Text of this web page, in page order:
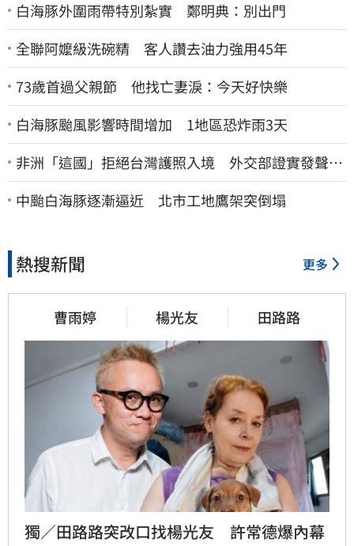
白海豚外圍雨帶特別紮實 鄭明典：別出門
全聯阿嬤級洗碗精 客人讚去油力強用45年
73歲首過父親節 他找亡妻淚：今天好快樂
白海豚颱風影響時間增加 1地區恐炸雨3天
非洲「這國」拒絕台灣護照入境 外交部證實發聲
了：持續交涉聯繫
中颱白海豚逐漸逼近 北市工地鷹架突倒塌
熱搜新聞 更多
曹雨婷 楊光友 田路路
獨／田路路突改口找楊光友　許常德爆內幕